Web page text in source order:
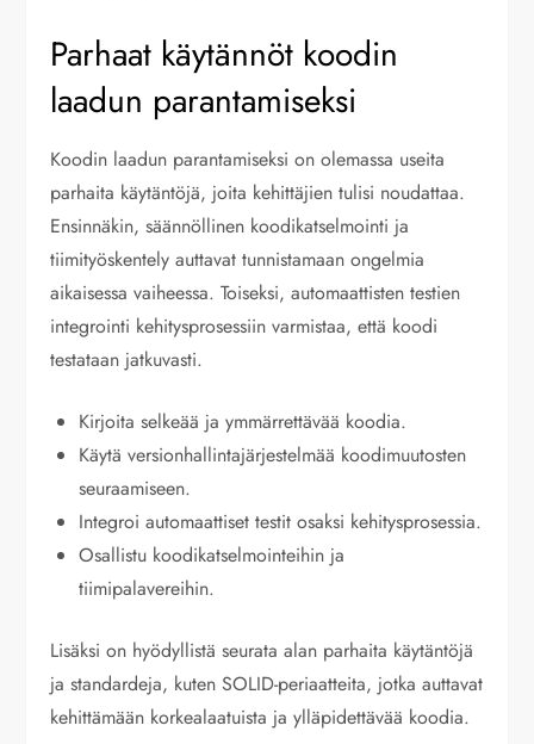
Parhaat käytännöt koodin
laadun parantamiseksi
Koodin laadun parantamiseksi on olemassa useita
parhaita käytäntöjä, joita kehittäjien tulisi noudattaa.
Ensinnäkin, säännöllinen koodikatselmointi ja
tiimityöskentely auttavat tunnistamaan ongelmia
aikaisessa vaiheessa. Toiseksi, automaattisten testien
integrointi kehitysprosessiin varmistaa, että koodi
testataan jatkuvasti.
Kirjoita selkeää ja ymmärrettävää koodia.
Käytä versionhallintajärjestelmää koodimuutosten
seuraamiseen.
Integroi automaattiset testit osaksi kehitysprosessia.
Osallistu koodikatselmointeihin ja
tiimipalavereihin.
Lisäksi on hyödyllistä seurata alan parhaita käytäntöjä
ja standardeja, kuten SOLID-periaatteita, jotka auttavat
kehittämään korkealaatuista ja ylläpidettävää koodia.